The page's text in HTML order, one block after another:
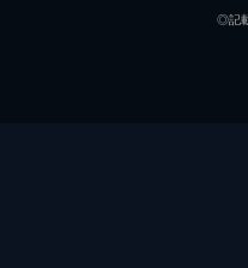
◎記